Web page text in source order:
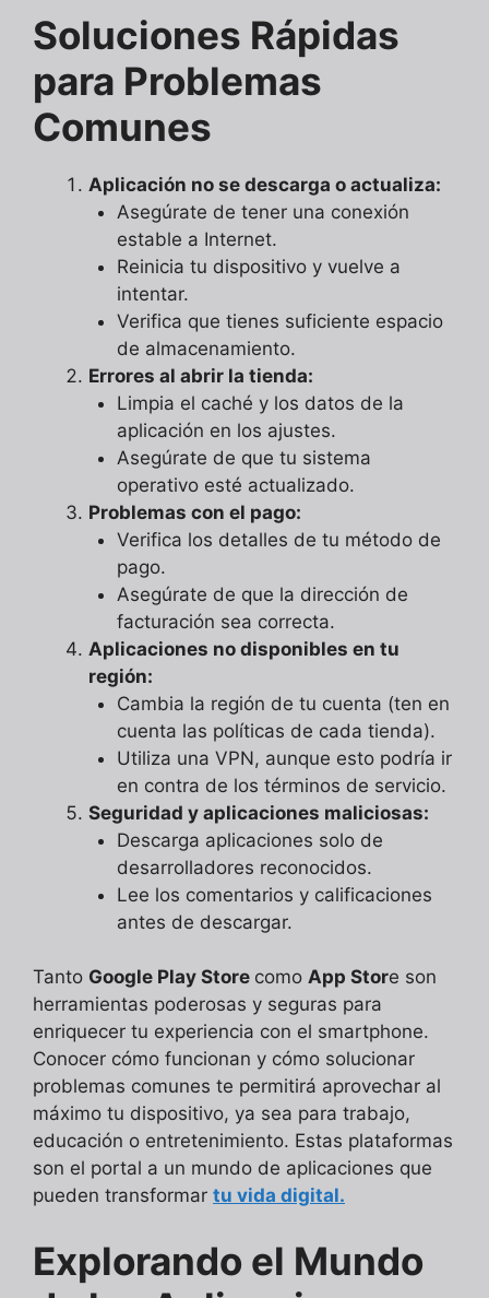
Soluciones Rápidas
para Problemas
Comunes
Aplicación no se descarga o actualiza:
Asegúrate de tener una conexión
estable a Internet.
Reinicia tu dispositivo y vuelve a
intentar.
Verifica que tienes suficiente espacio
de almacenamiento.
Errores al abrir la tienda:
Limpia el caché y los datos de la
aplicación en los ajustes.
Asegúrate de que tu sistema
operativo esté actualizado.
Problemas con el pago:
Verifica los detalles de tu método de
pago.
Asegúrate de que la dirección de
facturación sea correcta.
Aplicaciones no disponibles en tu
región:
Cambia la región de tu cuenta (ten en
cuenta las políticas de cada tienda).
Utiliza una VPN, aunque esto podría ir
en contra de los términos de servicio.
Seguridad y aplicaciones maliciosas:
Descarga aplicaciones solo de
desarrolladores reconocidos.
Lee los comentarios y calificaciones
antes de descargar.
Tanto Google Play Store como App Store son
herramientas poderosas y seguras para
enriquecer tu experiencia con el smartphone.
Conocer cómo funcionan y cómo solucionar
problemas comunes te permitirá aprovechar al
máximo tu dispositivo, ya sea para trabajo,
educación o entretenimiento. Estas plataformas
son el portal a un mundo de aplicaciones que
pueden transformar tu vida digital.
Explorando el Mundo